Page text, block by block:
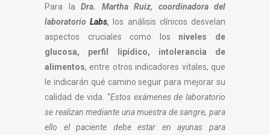
Para la Dra. Martha Ruiz, coordinadora del
laboratorio Labs, los análisis clínicos desvelan
aspectos cruciales como los niveles de
glucosa, perfil lipídico, intolerancia de
alimentos, entre otros indicadores vitales, que
le indicarán qué camino seguir para mejorar su
calidad de vida. “Estos exámenes de laboratorio
se realizan mediante una muestra de sangre, para
ello el paciente debe estar en ayunas para